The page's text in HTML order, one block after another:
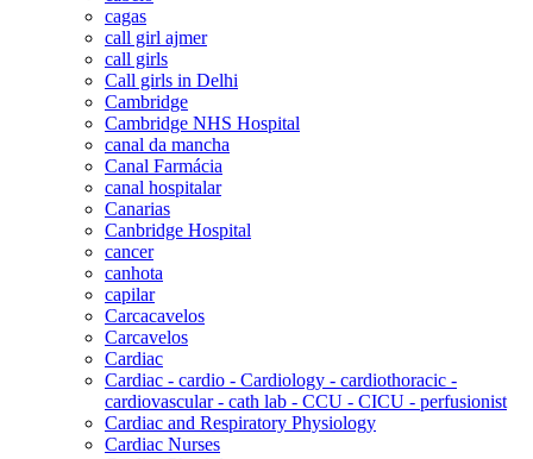
cagas
call girl ajmer
call girls
Call girls in Delhi
Cambridge
Cambridge NHS Hospital
canal da mancha
Canal Farmácia
canal hospitalar
Canarias
Canbridge Hospital
cancer
canhota
capilar
Carcacavelos
Carcavelos
Cardiac
Cardiac - cardio - Cardiology - cardiothoracic -
cardiovascular - cath lab - CCU - CICU - perfusionist
Cardiac and Respiratory Physiology
Cardiac Nurses